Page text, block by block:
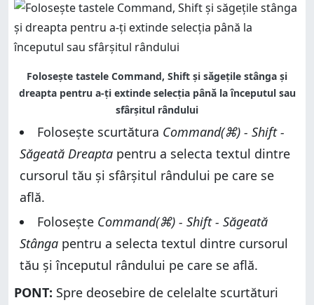
Folosește tastele Command, Shift și săgețile stânga și
dreapta pentru a-ți extinde selecția până la începutul sau
sfârșitul rândului
Folosește scurtătura Command(⌘) - Shift -
Săgeată Dreapta pentru a selecta textul dintre
cursorul tău și sfârșitul rândului pe care se
află.
Folosește Command(⌘) - Shift - Săgeată
Stânga pentru a selecta textul dintre cursorul
tău și începutul rândului pe care se află.
PONT: Spre deosebire de celelalte scurtături